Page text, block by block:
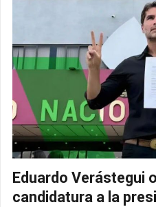
Eduardo Verástegui
candidatura a la